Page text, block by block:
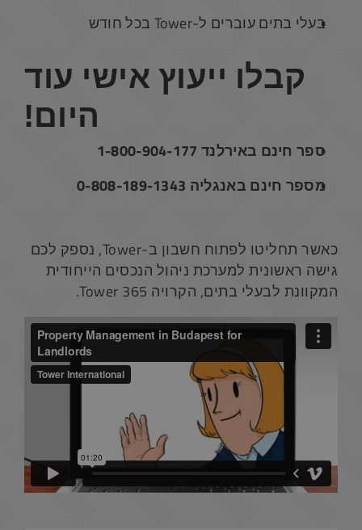
בעלי בתים עוברים ל-Tower בכל חודש
קבלו ייעוץ אישי עוד
היום!
ספר חינם באירלנד 1-800-904-177
מספר חינם באנגליה 0-808-189-1343
כאשר תחליטו לפתוח חשבון ב-Tower, נספק לכם
גישה ראשונית למערכת ניהול הנכסים הייחודית
המקוונת לבעלי בתים, הקרויה Tower 365.